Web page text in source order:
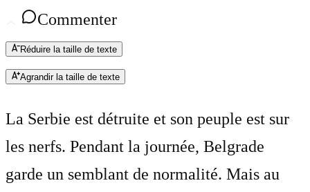
Commenter
Réduire la taille de texte
Agrandir la taille de texte
La Serbie est détruite et son peuple est sur
les nerfs. Pendant la journée, Belgrade
garde un semblant de normalité. Mais au